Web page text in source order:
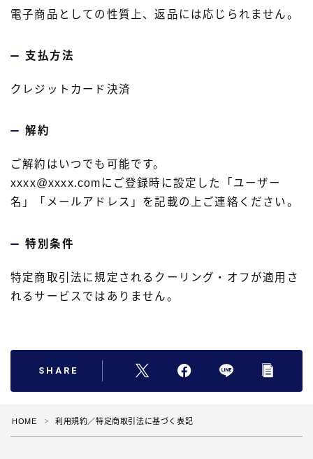
電子商品としての性質上、返品には応じられません。
支払方法
クレジットカード決済
解約
ご解約はいつでも可能です。
xxxx@xxxx.comにご登録時に設定した「ユーザー
名」「メールアドレス」を記載の上ご連絡ください。
特別条件
特定商取引法に規定されるクーリング・オフが適用さ
れるサービスではありません。
SHARE
HOME ＞ 利用規約／特定商取引法に基づく表記